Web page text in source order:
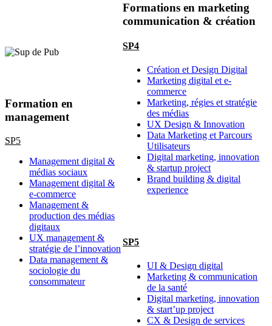
Formation en
management
SP5
Management digital &
médias sociaux
Management digital &
e-commerce
Management &
production des médias
digitaux
UX management &
stratégie de l’innovation
Data management &
sociologie du
consommateur
Formations en marketing
communication & création
SP4
Création et Design Digital
Marketing digital et e-
commerce
Marketing, régies et stratégie
des médias
UX Design & Innovation
Data Marketing et Parcours
Utilisateurs
Digital marketing, innovation
& startup project
Brand building & digital
experience
SP5
UI & Design digital
Marketing & communication
de la santé
Digital marketing, innovation
& start’up project
CX & Design de services